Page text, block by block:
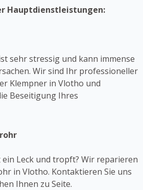
Hauptdienstleistungen:
sehr stressig und kann immense
Wir sind Ihr professioneller
Klempner in Vlotho und
Beseitigung Ihres
Leck und tropft? Wir reparieren
in Vlotho. Kontaktieren Sie uns
Ihnen zu Seite.